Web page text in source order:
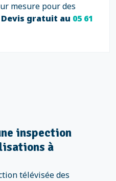
mesure pour des
Devis gratuit au 05 61
inspection
à
télévisée des